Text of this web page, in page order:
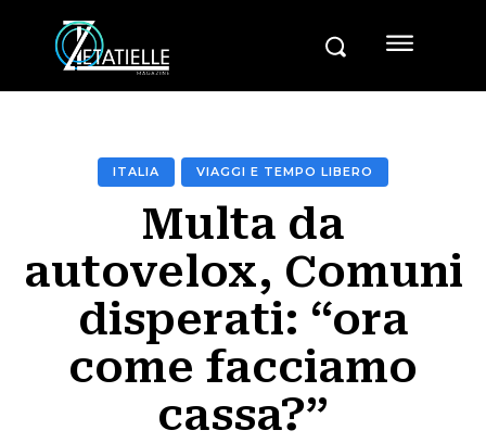
ITALIA VIAGGI E TEMPO LIBERO
Multa da
autovelox, Comuni
disperati: “ora
come facciamo
cassa?”